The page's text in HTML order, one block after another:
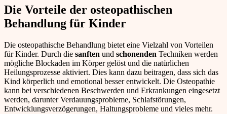
Die Vorteile der osteopathischen
Behandlung für Kinder
Die osteopathische Behandlung bietet eine Vielzahl von Vorteilen
für Kinder. Durch die sanften und schonenden Techniken werden
mögliche Blockaden im Körper gelöst und die natürlichen
Heilungsprozesse aktiviert. Dies kann dazu beitragen, dass sich das
Kind körperlich und emotional besser entwickelt. Die Osteopathie
kann bei verschiedenen Beschwerden und Erkrankungen eingesetzt
werden, darunter Verdauungsprobleme, Schlafstörungen,
Entwicklungsverzögerungen, Haltungsprobleme und vieles mehr.